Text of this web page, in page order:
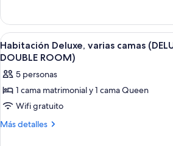
Queen
size
(DELUXE
QUEEN
ROOM)
Deluxe,
cama
Queen
(DELUXE
QUEEN
Abrir
todas
las
fotos
de
Habitación
Deluxe,
Una
5
Habitación Deluxe, varias camas
DOUBLE ROOM)
5 personas
1 cama matrimonial y 1 cama Queen
Wifi gratuito
Más detalles
Más